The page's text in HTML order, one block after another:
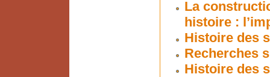
La
histoire :
Histoire des
Recherches
Histoire des